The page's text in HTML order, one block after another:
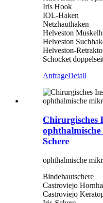
Iris Hook
IOL-Haken
Netzhauthaken
Helveston
Helveston
Helveston-
Schocket
AnfrageDetail
Chirurgisches
Schere
ophthalmische
Bindehautschere
Castroviejo
Castroviejo